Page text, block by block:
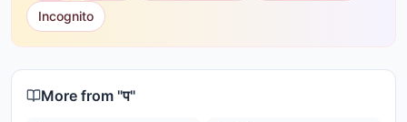
Incognito
More from "प"